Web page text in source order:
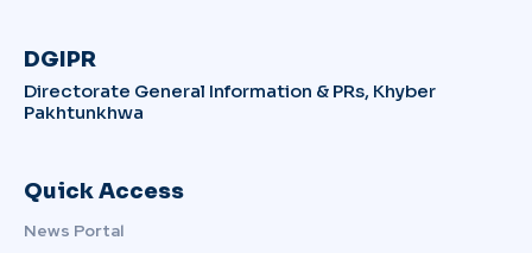
DGIPR
Directorate General Information & PRs, Khyber
Pakhtunkhwa
Quick Access
News Portal